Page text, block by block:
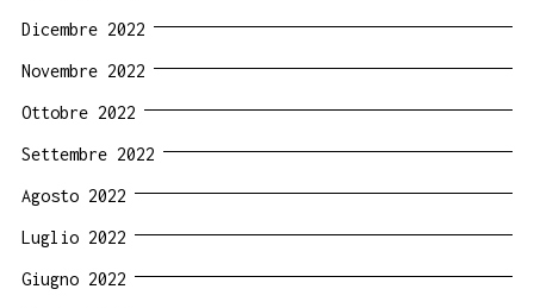
Dicembre 2022
Novembre 2022
Ottobre 2022
Settembre 2022
Agosto 2022
Luglio 2022
Giugno 2022